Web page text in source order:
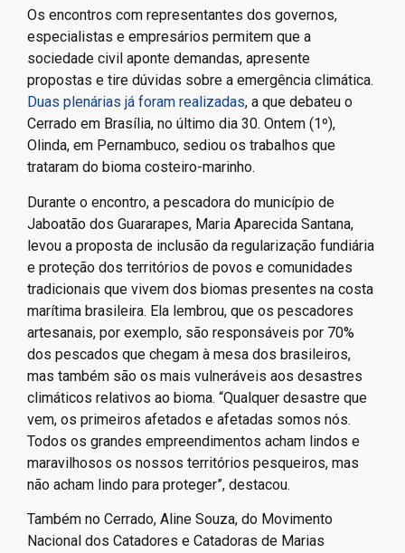
Os encontros com representantes dos governos,
especialistas e empresários permitem que a
sociedade civil aponte demandas, apresente
propostas e tire dúvidas sobre a emergência climática.
Duas plenárias já foram realizadas, a que debateu o
Cerrado em Brasília, no último dia 30. Ontem (1º),
Olinda, em Pernambuco, sediou os trabalhos que
trataram do bioma costeiro-marinho.
Durante o encontro, a pescadora do município de
Jaboatão dos Guararapes, Maria Aparecida Santana,
levou a proposta de inclusão da regularização fundiária
e proteção dos territórios de povos e comunidades
tradicionais que vivem dos biomas presentes na costa
marítima brasileira. Ela lembrou, que os pescadores
artesanais, por exemplo, são responsáveis por 70%
dos pescados que chegam à mesa dos brasileiros,
mas também são os mais vulneráveis aos desastres
climáticos relativos ao bioma. “Qualquer desastre que
vem, os primeiros afetados e afetadas somos nós.
Todos os grandes empreendimentos acham lindos e
maravilhosos os nossos territórios pesqueiros, mas
não acham lindo para proteger”, destacou.
Também no Cerrado, Aline Souza, do Movimento
Nacional dos Catadores e Catadoras de Marias